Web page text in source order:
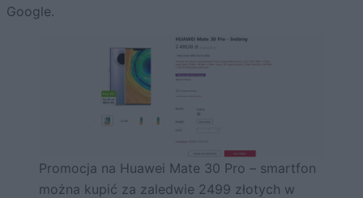
Google.
Promocja na Huawei Mate 30 Pro – smartfon
można kupić za zaledwie 2499 złotych w